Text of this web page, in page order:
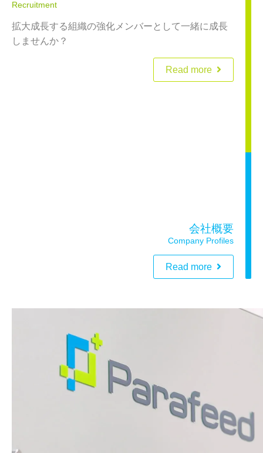
Recruitment
拡大成長する組織の強化メンバーとして一緒に成長
しませんか？
Read more
会社概要
Company Profiles
Read more